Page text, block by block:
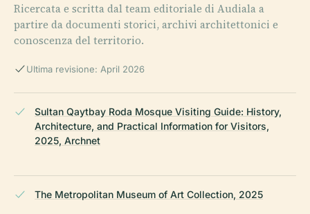
Ricercata e scritta dal team editoriale di Audiala a
partire da documenti storici, archivi architettonici e
conoscenza del territorio.
Ultima revisione: April 2026
Sultan Qaytbay Roda Mosque Visiting Guide: History,
Architecture, and Practical Information for Visitors,
2025, Archnet
The Metropolitan Museum of Art Collection, 2025